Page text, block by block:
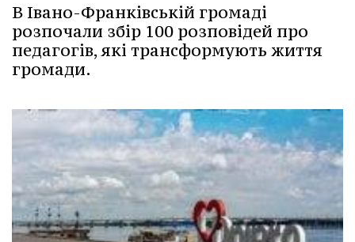
В Івано-Франківській громаді
розпочали збір 100 розповідей про
педагогів, які трансформують життя
громади.